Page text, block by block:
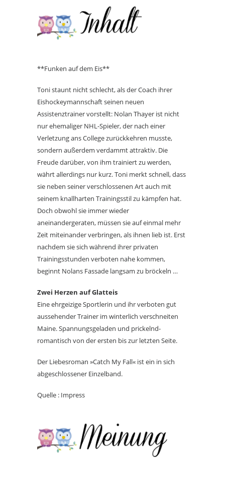
**Funken auf dem Eis**
Toni staunt nicht schlecht, als der Coach ihrer
Eishockeymannschaft seinen neuen
Assistenztrainer vorstellt: Nolan Thayer ist nicht
nur ehemaliger NHL-Spieler, der nach einer
Verletzung ans College zurückkehren musste,
sondern außerdem verdammt attraktiv. Die
Freude darüber, von ihm trainiert zu werden,
währt allerdings nur kurz. Toni merkt schnell, dass
sie neben seiner verschlossenen Art auch mit
seinem knallharten Trainingsstil zu kämpfen hat.
Doch obwohl sie immer wieder
aneinandergeraten, müssen sie auf einmal mehr
Zeit miteinander verbringen, als ihnen lieb ist. Erst
nachdem sie sich während ihrer privaten
Trainingsstunden verboten nahe kommen,
beginnt Nolans Fassade langsam zu bröckeln …
Zwei Herzen auf Glatteis
Eine ehrgeizige Sportlerin und ihr verboten gut
aussehender Trainer im winterlich verschneiten
Maine. Spannungsgeladen und prickelnd-
romantisch von der ersten bis zur letzten Seite.
Der Liebesroman »Catch My Fall« ist ein in sich
abgeschlossener Einzelband.
Quelle : Impress